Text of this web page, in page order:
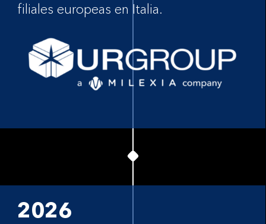
filiales europeas en Italia.
2026